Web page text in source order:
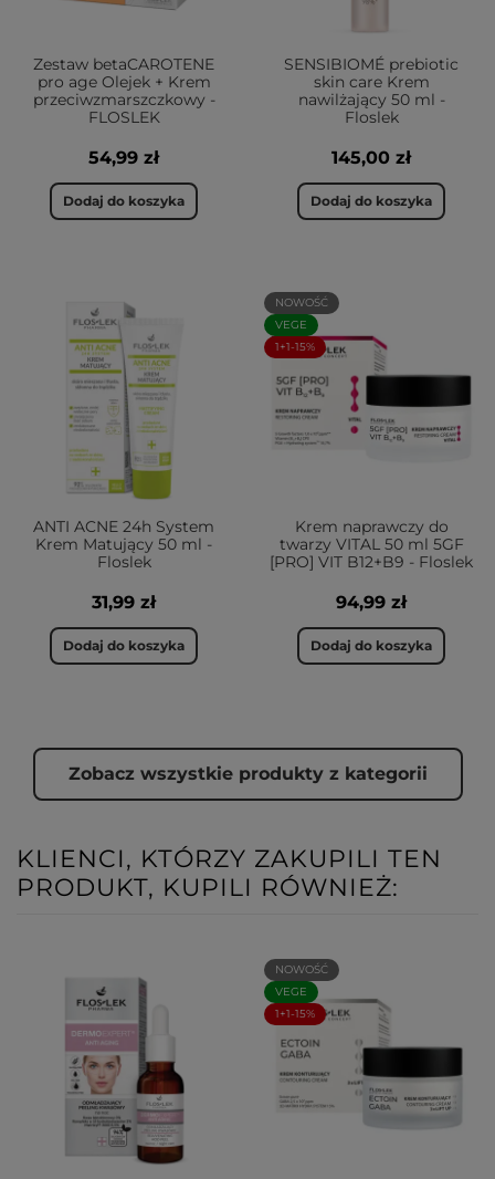
Zestaw betaCAROTENE
pro age Olejek + Krem
przeciwzmarszczkowy -
FLOSLEK
54,99 zł
Dodaj do koszyka
SENSIBIOMÉ prebiotic
skin care Krem
nawilżający 50 ml -
Floslek
145,00 zł
Dodaj do koszyka
ANTI ACNE 24h System
Krem Matujący 50 ml -
Floslek
31,99 zł
Dodaj do koszyka
NOWOŚĆ
VEGE
1+1-15%
Krem naprawczy do
twarzy VITAL 50 ml 5GF
[PRO] VIT B12+B9 - Floslek
94,99 zł
Dodaj do koszyka
Zobacz wszystkie produkty z kategorii
KLIENCI, KTÓRZY ZAKUPILI TEN
PRODUKT, KUPILI RÓWNIEŻ:
NOWOŚĆ
VEGE
1+1-15%